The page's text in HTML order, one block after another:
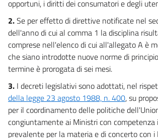
23
24
TITOLO II
DISPOSIZIONI PARTICOLARI DI
DIRETTO E CRITERI SPECIALI
DI DELEGA LEGISLATIVA
CAPO III
PROTEZIONE DEL
25
TITOLO II
DISPOSIZIONI PARTICOLARI DI
opportuni, i diritti dei consumatori e degli
2.Se per effetto di direttive notificate nel
dell'anno di cui al comma 1 la disciplina
comprese nell'elenco di cui all'allegato A è
che siano introdotte nuove norme di
termine è prorogata di sei mesi.
3. I decreti legislativi sono adottati, nel
della legge 23 agosto 1988, n. 400, su
per il coordinamento delle politiche
congiuntamente ai Ministri con
prevalente per la materia e di concerto con